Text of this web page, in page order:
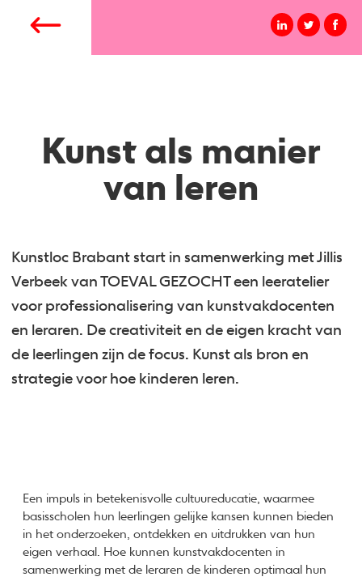
Kunst als manier
van leren
Kunstloc Brabant start in samenwerking met Jillis
Verbeek van TOEVAL GEZOCHT een leeratelier
voor professionalisering van kunstvakdocenten
en leraren. De creativiteit en de eigen kracht van
de leerlingen zijn de focus. Kunst als bron en
strategie voor hoe kinderen leren.
Een impuls in betekenisvolle cultuureducatie, waarmee
basisscholen hun leerlingen gelijke kansen kunnen bieden
in het onderzoeken, ontdekken en uitdrukken van hun
eigen verhaal. Hoe kunnen kunstvakdocenten in
samenwerking met de leraren de kinderen optimaal hun